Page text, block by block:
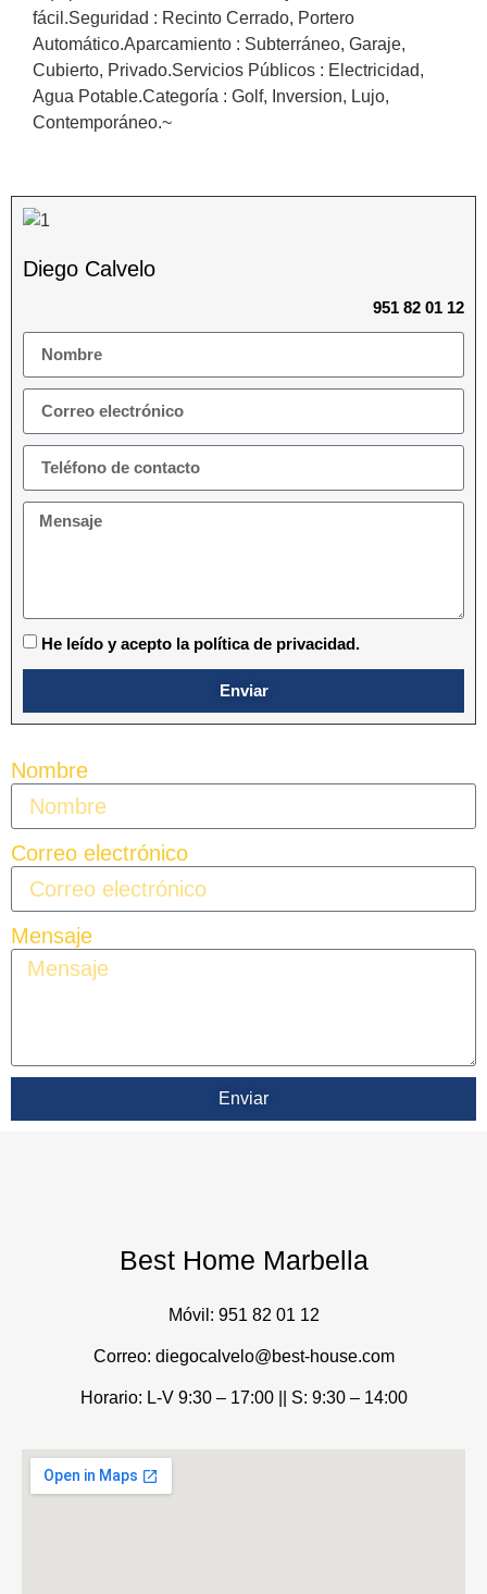
fácil.Seguridad : Recinto Cerrado, Portero
Automático.Aparcamiento : Subterráneo, Garaje,
Cubierto, Privado.Servicios Públicos : Electricidad,
Agua Potable.Categoría : Golf, Inversion, Lujo,
Contemporáneo.~
Diego Calvelo
951 82 01 12
He leído y acepto la política de privacidad.
Enviar
Nombre
Correo electrónico
Mensaje
Enviar
Best Home Marbella
Móvil: 951 82 01 12
Correo: diegocalvelo@best-house.com
Horario: L-V 9:30 – 17:00 || S: 9:30 – 14:00